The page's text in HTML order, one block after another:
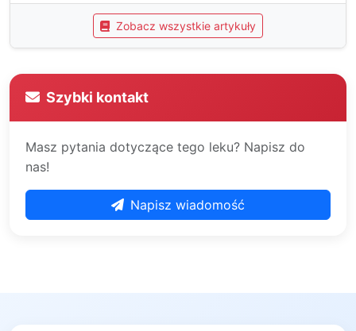
Zobacz wszystkie artykuły
Szybki kontakt
Masz pytania dotyczące tego leku? Napisz do
nas!
Napisz wiadomość